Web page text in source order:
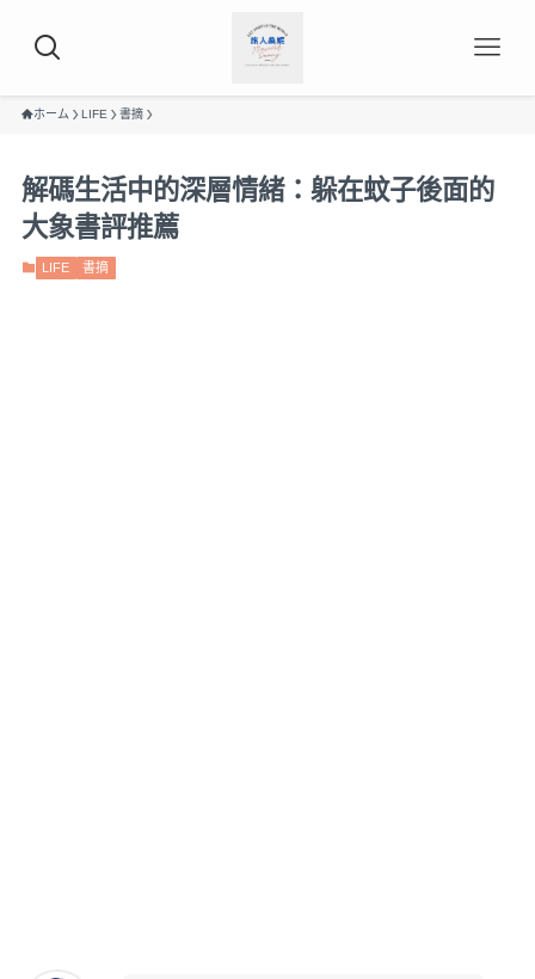
ホーム LIFE 書摘
解碼生活中的深層情緒：躲在蚊子後面的
大象書評推薦
LIFE 書摘